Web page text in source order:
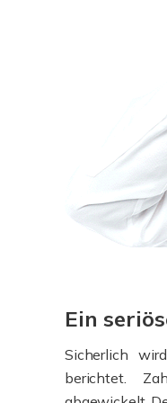
Ein
Sicherlich
berichtet.